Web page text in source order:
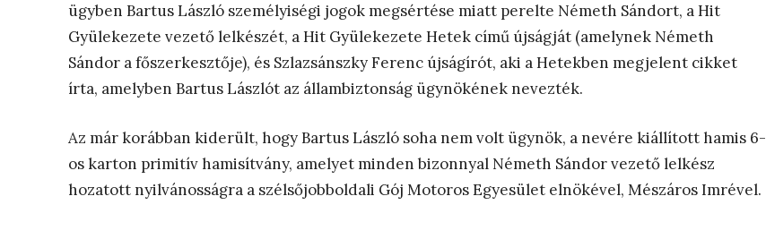
ügyben Bartus László személyiségi jogok megsértése miatt perelte Németh Sándort, a Hit
Gyülekezete vezető lelkészét, a Hit Gyülekezete Hetek című újságját (amelynek Németh
Sándor a főszerkesztője), és Szlazsánszky Ferenc újságírót, aki a Hetekben megjelent cikket
írta, amelyben Bartus Lászlót az állambiztonság ügynökének nevezték.
Az már korábban kiderült, hogy Bartus László soha nem volt ügynök, a nevére kiállított hamis 6-
os karton primitív hamisítvány, amelyet minden bizonnyal Németh Sándor vezető lelkész
hozatott nyilvánosságra a szélsőjobboldali Gój Motoros Egyesület elnökével, Mészáros Imrével.